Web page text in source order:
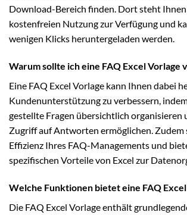
Download-Bereich finden. Dort steht
kostenfreien Nutzung zur Verfügung und
wenigen Klicks heruntergeladen werden.
Warum sollte ich eine FAQ Excel Vorlage
Eine FAQ Excel Vorlage kann Ihnen dabei
Kundenunterstützung zu verbessern,
gestellte Fragen übersichtlich organisieren
Zugriff auf Antworten ermöglichen. Zudem
Effizienz Ihres FAQ-Managements und
spezifischen Vorteile von Excel zur
Welche Funktionen bietet eine FAQ
Die FAQ Excel Vorlage enthält